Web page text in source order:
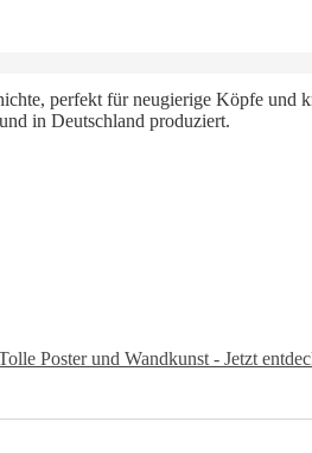
perfekt für neugierige Köpfe und
in Deutschland produziert.